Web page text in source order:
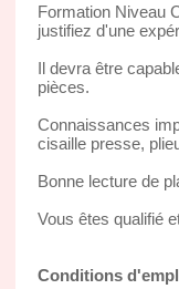
Formation Niveau
justifiez d'une
Il devra être
pièces.
Connaissances
cisaille presse,
Bonne lecture de
Vous êtes qualifié
Conditions